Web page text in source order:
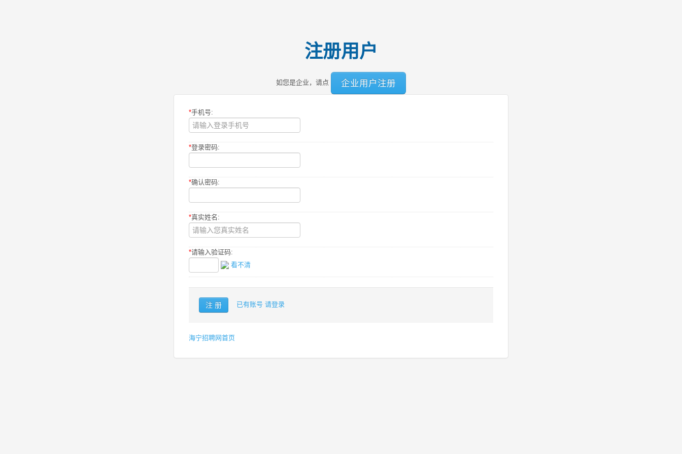
注册用户
如您是企业，请点 企业用户注册
*手机号:
*登录密码:
*确认密码:
*真实姓名:
*请输入验证码:
看不清
已有账号 请登录
海宁招聘网首页